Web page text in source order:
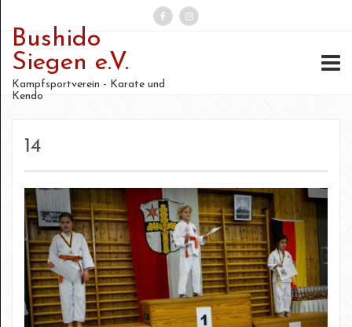
Suchen
nach:
Bushido
Siegen e.V.
Kampfsportverein - Karate und
Kendo
14